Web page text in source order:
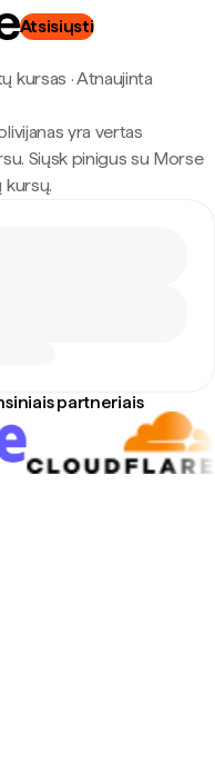
Atsisiųsti
kursas ·Atnaujinta
yra vertas
Siųsk pinigus su Morse
partneriais